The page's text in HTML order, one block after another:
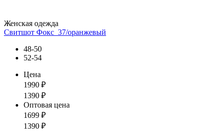
Женская одежда
Свитшот Фокс_37/оранжевый
48-50
52-54
Цена
1990 ₽
1390 ₽
Оптовая цена
1699 ₽
1390 ₽